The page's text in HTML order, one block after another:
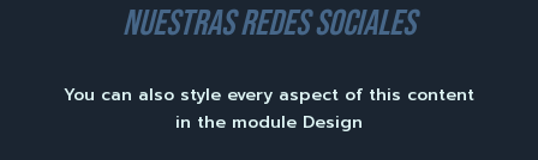
nuestras redes sociales
You can also style every aspect of this content
in the module Design